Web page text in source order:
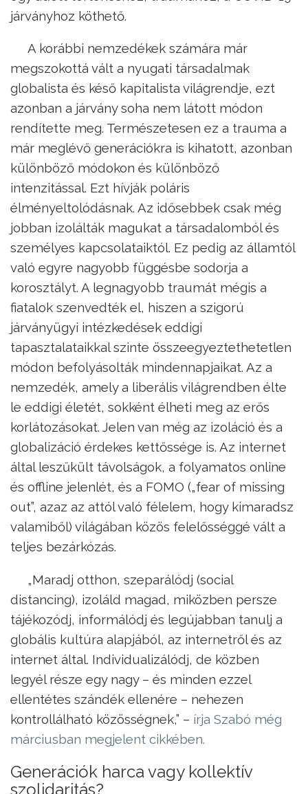
járványhoz köthető.
A korábbi nemzedékek számára már
megszokottá vált a nyugati társadalmak
globalista és késő kapitalista világrendje, ezt
azonban a járvány soha nem látott módon
rendítette meg. Természetesen ez a trauma a
már meglévő generációkra is kihatott, azonban
különböző módokon és különböző
intenzitással. Ezt hívják poláris
élményeltolódásnak. Az idősebbek csak még
jobban izolálták magukat a társadalomból és
személyes kapcsolataiktól. Ez pedig az államtól
való egyre nagyobb függésbe sodorja a
korosztályt. A legnagyobb traumát mégis a
fiatalok szenvedték el, hiszen a szigorú
járványügyi intézkedések eddigi
tapasztalataikkal szinte összeegyeztethetetlen
módon befolyásolták mindennapjaikat. Az a
nemzedék, amely a liberális világrendben élte
le eddigi életét, sokként élheti meg az erős
korlátozásokat. Jelen van még az izoláció és a
globalizáció érdekes kettőssége is. Az internet
által leszűkült távolságok, a folyamatos online
és offline jelenlét, és a FOMO („fear of missing
out”, azaz az attól való félelem, hogy kimaradsz
valamiből) világában közös felelősséggé vált a
teljes bezárkózás.
„Maradj otthon, szeparálódj (social
distancing), izoláld magad, miközben persze
tájékozódj, informálódj és legújabban tanulj a
globális kultúra alapjából, az internetről és az
internet által. Individualizálódj, de közben
legyél része egy nagy – és minden ezzel
ellentétes szándék ellenére – nehezen
kontrollálható közösségnek,” – írja Szabó még
márciusban megjelent cikkében.
Generációk harca vagy kollektív
szolidaritás?